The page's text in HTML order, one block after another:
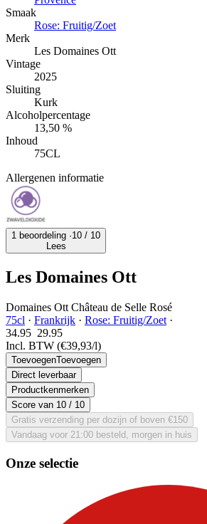
Smaak
Rose: Fruitig/Zoet
Merk
Les Domaines Ott
Vintage
2025
Sluiting
Kurk
Alcoholpercentage
13,50 %
Inhoud
75CL
Allergenen informatie
1 beoordeling ·10 / 10
Lees
Les Domaines Ott
Domaines Ott Château de Selle Rosé
75cl · Frankrijk · Rose: Fruitig/Zoet ·
34.95 29.95
Incl. BTW (€39,93/l)
ToevoegenToevoegen
Direct leverbaar
Productkenmerken
Score van 10 / 10
Gratis verzending per dozijn of boven €150
Vandaag voor 21:00 besteld, morgen in huis
Onze selectie